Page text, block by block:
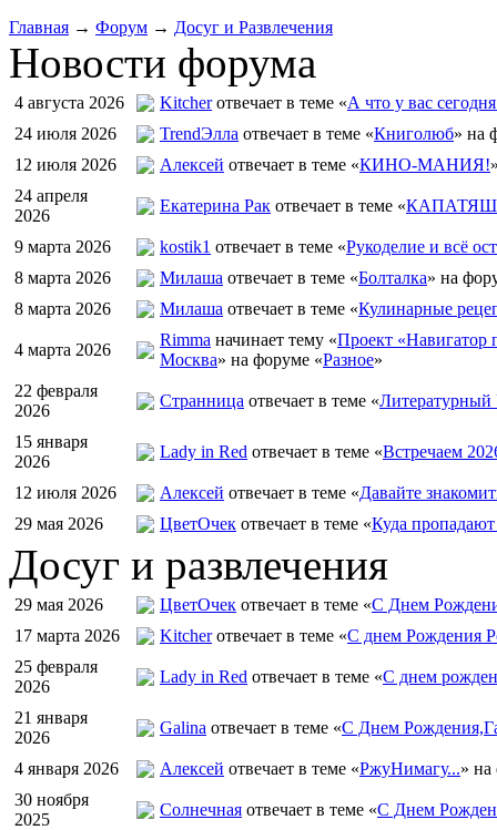
Главная → Форум → Досуг и Развлечения
Новости форума
4 августа 2026 Kitcherотвечает в теме «А что у вас
24 июля 2026
TrendЭлла отвечает в теме «Книголюб» на
12 июля 2026
Алексей отвечает в теме «КИНО-МАНИЯ!
24 апреля
2026
Екатерина Рак отвечает в теме «
9 марта 2026 kostik1 отвечает в теме «Рукоделие и всё
8 марта 2026
Милаша отвечает в теме «Болталка» на
8 марта 2026
Милаша отвечает в теме «Кулинарные
4 марта 2026
Rimma начинает тему «Проект «Навигатор
Москва» на форуме «Разное»
22 февраля
2026
Странница отвечает в теме «Литературный
15 января
2026
Lady in Red отвечает в теме «Встречаем
12 июля 2026 Алексей отвечает в теме «Давайте
29 мая 2026
ЦветOчек отвечает в теме «Куда
Досуг и развлечения
29 мая 2026 ЦветOчек отвечает в теме «С Днем
17 марта 2026
Kitcherотвечает в теме «С днем Рождения
25 февраля
2026
Lady in Red отвечает в теме «С днем
21 января
2026
Galina отвечает в теме «С Днем
4 января 2026 Алексей отвечает в теме «РжуНимагу...» на
30 ноября
2025
Солнечная отвечает в теме «С Днем